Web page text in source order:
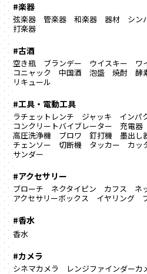
#楽器
弦楽器 管楽器 和楽器 器材 シン
打楽器
#古酒
空き瓶 ブランデー ウイスキー ワ
コニャック
中国酒 泡盛 焼酎 酵
リキュール
#工具・電動工具
ラチェットレンチ ジャッキ
インパ
コンクリートバイブレーター
充電器
高圧洗浄機
ブロワ 釘打機 墨出し
チェンソー
切断機 タッカー カッ
サンダー
#アクセサリー
ブローチ ネクタイピン カフス
ネ
アクセサリーボックス
イヤリング
#香水
香水
#カメラ
シネマカメラ レンジファインダーカ